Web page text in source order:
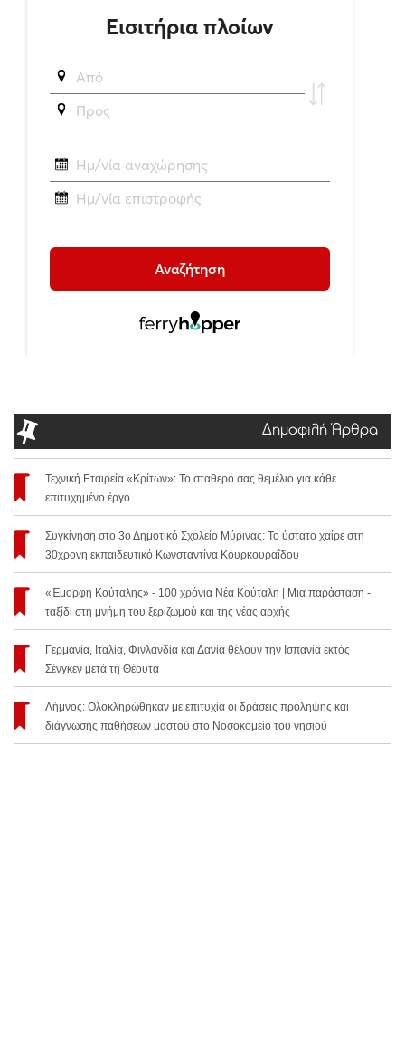
Δημοφιλή Άρθρα
Τεχνική Εταιρεία «Κρίτων»: Το σταθερό σας θεμέλιο για κάθε
επιτυχημένο έργο
Συγκίνηση στο 3ο Δημοτικό Σχολείο Μύρινας: Το ύστατο χαίρε στη
30χρονη εκπαιδευτικό Κωνσταντίνα Κουρκουραΐδου
«Έμορφη Κούταλης» - 100 χρόνια Νέα Κούταλη | Μια παράσταση -
ταξίδι στη μνήμη του ξεριζωμού και της νέας αρχής
Γερμανία, Ιταλία, Φινλανδία και Δανία θέλουν την Ισπανία εκτός
Σένγκεν μετά τη Θέουτα
Λήμνος: Ολοκληρώθηκαν με επιτυχία οι δράσεις πρόληψης και
διάγνωσης παθήσεων μαστού στο Νοσοκομείο του νησιού